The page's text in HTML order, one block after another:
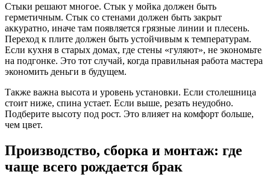
Стыки решают многое. Стык у мойка должен быть
герметичным. Стык со стенами должен быть закрыт
аккуратно, иначе там появляется грязные линии и плесень.
Переход к плите должен быть устойчивым к температурам.
Если кухня в старых домах, где стены «гуляют», не экономьте
на подгонке. Это тот случай, когда правильная работа мастера
экономить деньги в будущем.
Также важна высота и уровень установки. Если столешница
стоит ниже, спина устает. Если выше, резать неудобно.
Подберите высоту под рост. Это влияет на комфорт больше,
чем цвет.
Производство, сборка и монтаж: где
чаще всего рождается брак